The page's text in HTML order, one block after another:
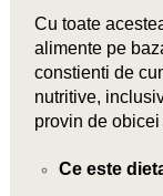
Cu toate
alimente pe
constienti de
nutritive,
provin de
Ce este